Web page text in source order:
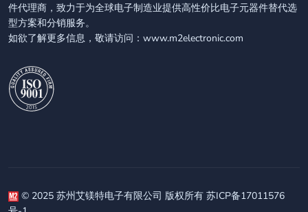
件代理商，致力于为全球电子制造业提供高性价比电子元器件替代选
型方案和分销服务。
如欲了解更多信息，敬请访问：www.m2electronic.com
© 2025 苏州艾镁特电子有限公司 版权所有 苏ICP备17011576